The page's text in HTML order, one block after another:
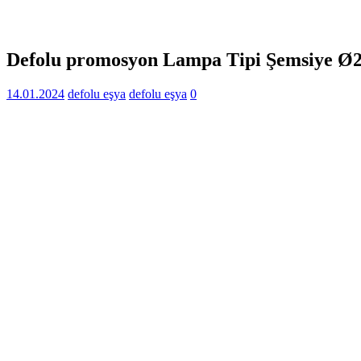
Defolu promosyon Lampa Tipi Şemsiye
14.01.2024 defolu eşya defolu eşya 0